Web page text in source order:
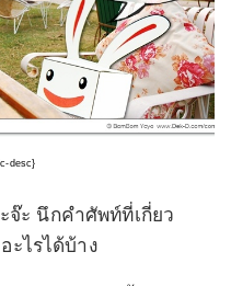
desc}
จ๊ะ นึกคำศัพท์ที่เกี่ยว
อะไรได้บ้าง